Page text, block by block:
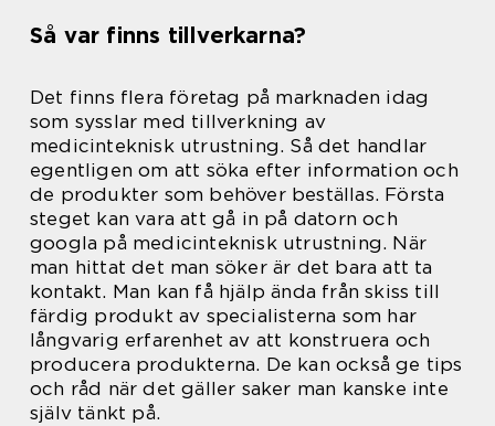
Så var finns tillverkarna?
Det finns flera företag på marknaden idag
som sysslar med tillverkning av
medicinteknisk utrustning. Så det handlar
egentligen om att söka efter information och
de produkter som behöver beställas. Första
steget kan vara att gå in på datorn och
googla på medicinteknisk utrustning. När
man hittat det man söker är det bara att ta
kontakt. Man kan få hjälp ända från skiss till
färdig produkt av specialisterna som har
långvarig erfarenhet av att konstruera och
producera produkterna. De kan också ge tips
och råd när det gäller saker man kanske inte
själv tänkt på.